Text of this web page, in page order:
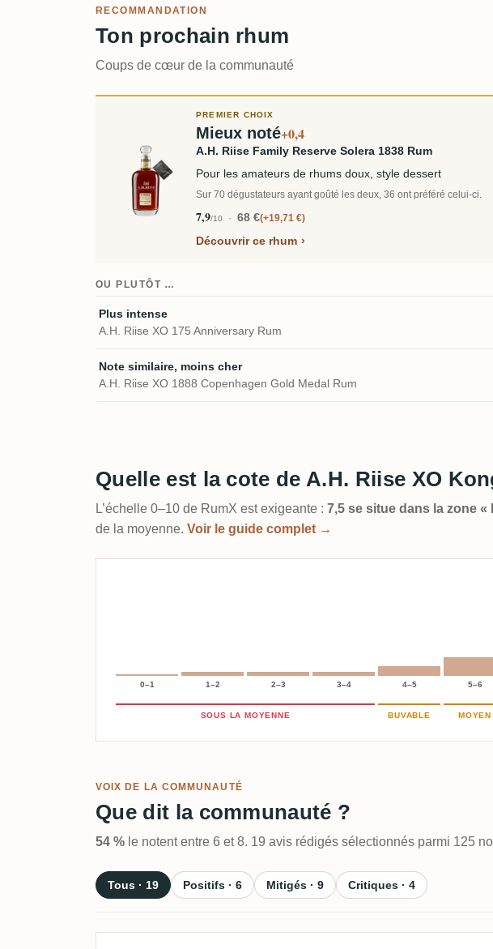
RECOMMANDATION
Ton prochain rhum
Coups de cœur de la communauté
PREMIER CHOIX
Mieux noté+0,4
A.H. Riise Family Reserve Solera 1838 Rum
Pour les amateurs de rhums doux, style dessert
Sur 70 dégustateurs ayant goûté les deux, 36 ont préféré celui-ci.
7,9/10 68 € +19,71 €
Découvrir ce rhum
OU PLUTÔT …
Plus intense
A.H. Riise XO 175 Anniversary Rum
Note similaire, moins cher
A.H. Riise XO 1888 Copenhagen Gold Medal Rum
Quelle est la cote de A.H. Riise XO
L’échelle 0–10 de RumX est exigeante : 7,5 se situe dans la zone «
de la moyenne. Voir le guide complet →
0–1 1–2 2–3 3–4 4–5 5–6
SOUS LA MOYENNE BUVABLE MOYEN
VOIX DE LA COMMUNAUTÉ
Que dit la communauté ?
54 % le notent entre 6 et 8. 19 avis rédigés sélectionnés parmi 125
Tous · 19 Positifs · 6 Mitigés · 9 Critiques · 4